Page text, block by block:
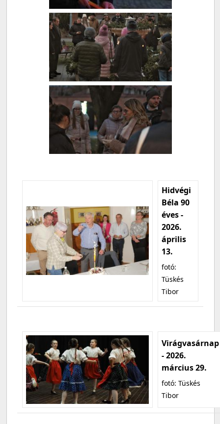
Hidvégi
Béla 90
éves -
2026.
április
13.
fotó:
Tüskés
Tibor
Virágvasárnap
- 2026.
március 29.
fotó: Tüskés
Tibor